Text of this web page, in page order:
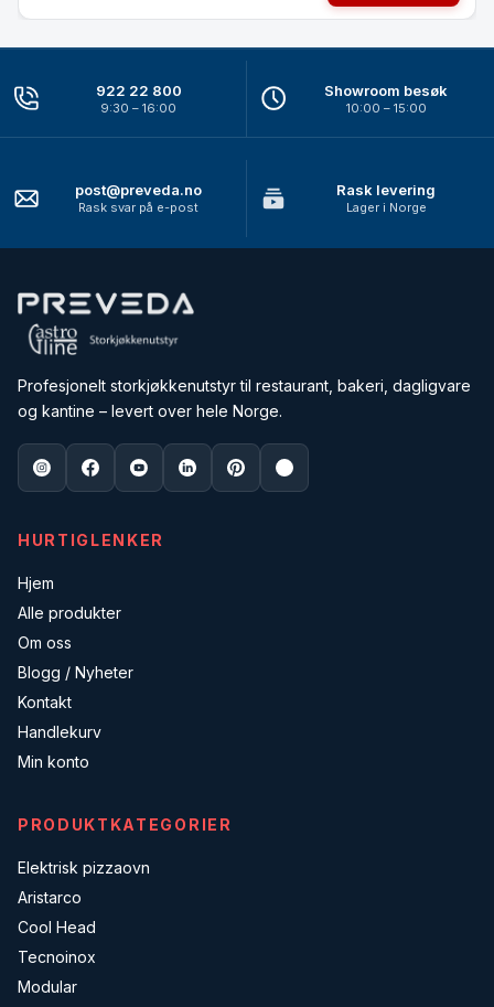
922 22 800
9:30 – 16:00
Showroom besøk
10:00 – 15:00
post@preveda.no
Rask svar på e-post
Rask levering
Lager i Norge
Profesjonelt storkjøkkenutstyr til restaurant, bakeri, dagligvare
og kantine – levert over hele Norge.
HURTIGLENKER
Hjem
Alle produkter
Om oss
Blogg / Nyheter
Kontakt
Handlekurv
Min konto
PRODUKTKATEGORIER
Elektrisk pizzaovn
Aristarco
Cool Head
Tecnoinox
Modular